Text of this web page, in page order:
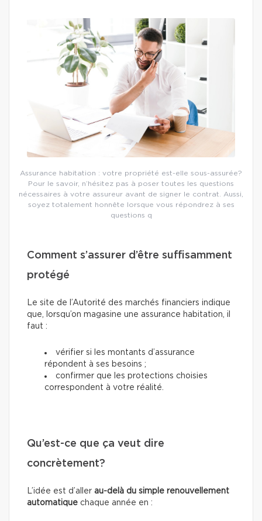
Assurance habitation : votre propriété est-elle sous-assurée?
Pour le savoir, n’hésitez pas à poser toutes les questions
nécessaires à votre assureur avant de signer le contrat. Aussi,
soyez totalement honnête lorsque vous répondrez à ses
questions q
Comment s’assurer d’être suffisamment
protégé
Le site de l’Autorité des marchés financiers indique
que, lorsqu’on magasine une assurance habitation, il
faut :
vérifier si les montants d’assurance
répondent à ses besoins ;
confirmer que les protections choisies
correspondent à votre réalité.
Qu’est-ce que ça veut dire
concrètement?
L’idée est d’aller au-delà du simple renouvellement
automatique chaque année en :